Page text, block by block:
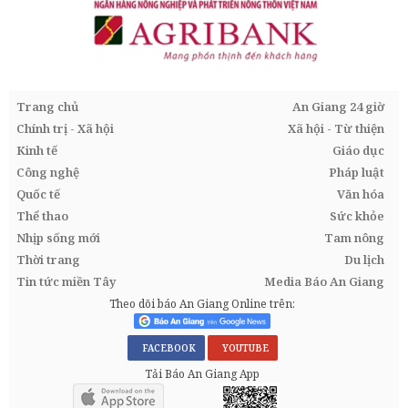
Trang chủ
An Giang 24 giờ
Chính trị - Xã hội
Xã hội - Từ thiện
Kinh tế
Giáo dục
Công nghệ
Pháp luật
Quốc tế
Văn hóa
Thể thao
Sức khỏe
Nhịp sống mới
Tam nông
Thời trang
Du lịch
Tin tức miền Tây
Media Báo An Giang
Theo dõi báo An Giang Online trên:
FACEBOOK YOUTUBE
Tải Báo An Giang App